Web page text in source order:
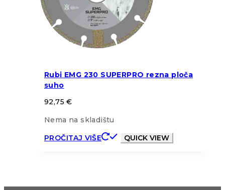
Rubi EMG 230 SUPERPRO rezna ploča
suho
92,75€
Nema na skladištu
PROČITAJ VIŠE
QUICK VIEW